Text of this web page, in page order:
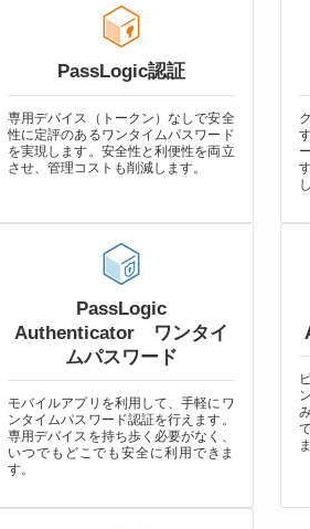
PassLogic認証
専用デバイス（トークン）なしで安全
性に定評のあるワンタイムパスワード
を実現します。安全性と利便性を両立
させ、管理コストも削減します。
PassLogic
Authenticator ワンタイ
ムパスワード
モバイルアプリを利用して、手軽にワ
ンタイムパスワード認証を行えます。
専用デバイスを持ち歩く必要がなく、
いつでもどこでも安全に利用できま
す。